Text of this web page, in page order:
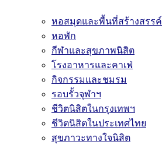
หอสมุดและพื้นที่สร้างสรรค์
หอพัก
กีฬาและสุขภาพนิสิต
โรงอาหารและคาเฟ่
กิจกรรมและชมรม
รอบรั้วจุฬาฯ
ชีวิตนิสิตในกรุงเทพฯ
ชีวิตนิสิตในประเทศไทย
สุขภาวะทางใจนิสิต